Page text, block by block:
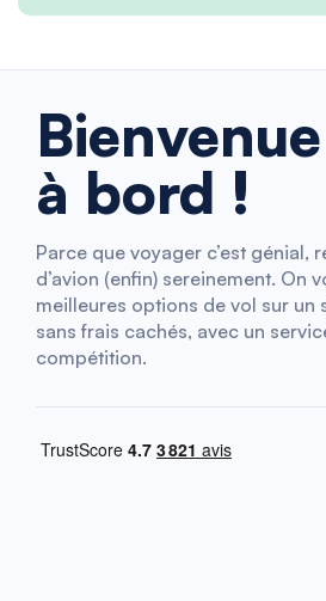
Bienvenue
à bord !
Parce que voyager c’est génial,
d’avion (enfin) sereinement. On
meilleures options de vol sur un
sans frais cachés, avec un
compétition.